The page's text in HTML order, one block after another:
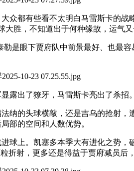
都有些看不太明白马雷斯卡的战
胜，不知道出于何种缘故，运气又
是眼下贾府队中前景最好、也最
露出了獠牙，马雷斯卡亮出了杀招。
纳的头球横敲，还是吉乌的抢射
部的空间和人数优势。
球上。凯塞多本季大有进化之势
折射，更多还是得益于贾府减员后